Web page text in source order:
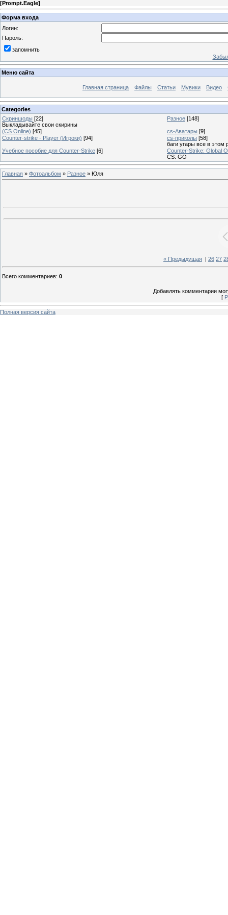
[Prompt.Eagle]
Форма входа
Логин:
Пароль:
запомнить
Меню сайта
Главная страница Файлы Статьи Мувики Видео
Categories
Скриншоды [22]
Выкладывайте свои скирины
Разное [148]
(CS Online) [45] cs-Аватары [9]
Counter-strike - Player (Игроки) [94] cs-приколы [58]
баги угары все в этом
Учебное пособие для Counter-Strike [6]
Counter-Strike: Global
CS: GO
Главная » Фотоальбом » Разное » Юля
« Предыдущая 26 27
Всего комментариев: 0
Добавлять комментарии
[
Полная версия сайта